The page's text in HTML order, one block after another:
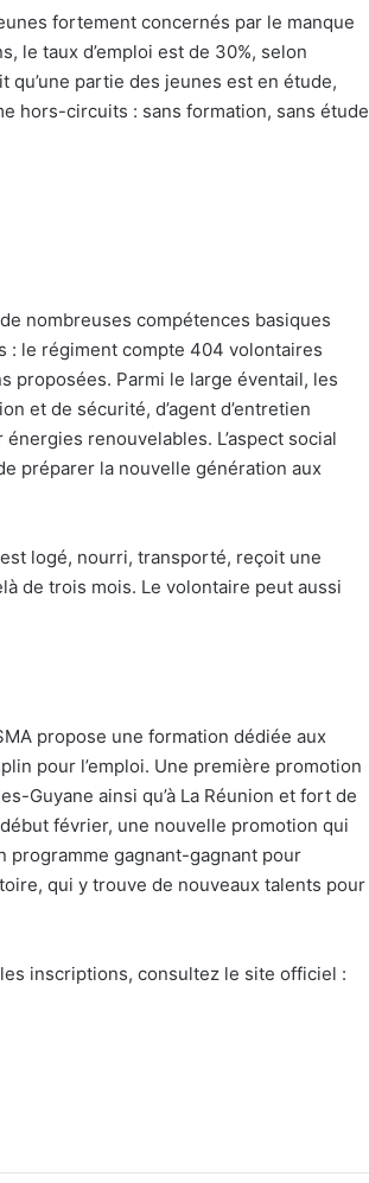
fortement concernés par le manque
le taux d’emploi est de 30%, selon
qu’une partie des jeunes est en étude,
hors-circuits : sans formation, sans étude
nombreuses compétences basiques
: le régiment compte 404 volontaires
proposées. Parmi le large éventail, les
et de sécurité, d’agent d’entretien
renouvelables. L’aspect social
préparer la nouvelle génération aux
logé, nourri, transporté, reçoit une
de trois mois. Le volontaire peut aussi
propose une formation dédiée aux
pour l’emploi. Une première promotion
Guyane ainsi qu’à La Réunion et fort de
février, une nouvelle promotion qui
programme gagnant-gagnant pour
qui y trouve de nouveaux talents pour
inscriptions, consultez le site officiel :